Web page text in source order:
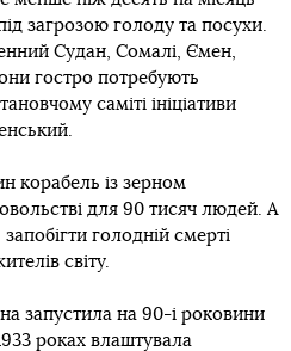
загрозою голоду та посухи.
Судан, Сомалі, Ємен,
гостро потребують
саміті ініціативи
корабель із зерном
для 90 тисяч людей. А
голодній смерті
світу.
запустила на 90-і роковини
роках влаштувала